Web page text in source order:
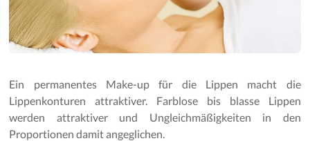
Ein permanentes Make-up für die Lippen macht die
Lippenkonturen attraktiver. Farblose bis blasse Lippen
werden attraktiver und Ungleichmäßigkeiten in den
Proportionen damit angeglichen.